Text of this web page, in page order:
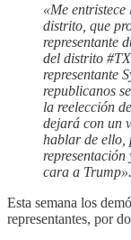
«Me
distrito, que
representante
del distrito
representante
republicanos
la reelección
dejará con un
hablar de ello,
cara a Trump».
Esta semana los
representantes, por